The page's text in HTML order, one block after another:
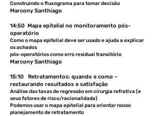
Construindo o fluxograma para tomar decisão
Marcony Santhiago
14:50 Mapa epitelial no monitoramento pós-
operatório
Como o mapa epitelial deve ser usado e ajuda a explicar
os achados
pós-operatórios como erro residual transitório
Marcony Santhiago
15:10 Retratamentos: quando e como –
restaurando resultados e satisfação
Análise das taxas de regressão em cirurgia refrativa (e
seus fatores de risco/racionalidade)
Podemos usar o mapa epitelial para orientar nosso
planejamento de retratamento